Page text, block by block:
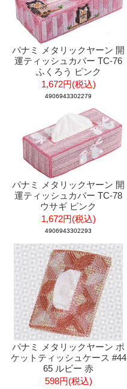
パナミ メタリックヤーン 開
運ティッシュカバー TC-76
ふくろう ピンク
1,672円(税込)
4906943302279
パナミ メタリックヤーン 開
運ティッシュカバー TC-78
ウサギ ピンク
1,672円(税込)
4906943302293
パナミ メタリックヤーン ポ
ケットティッシュケース #44
65 ルビー 赤
598円(税込)